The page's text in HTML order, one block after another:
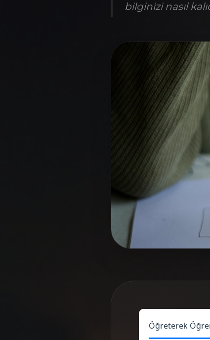
bilginizi nasıl
Öğreterek